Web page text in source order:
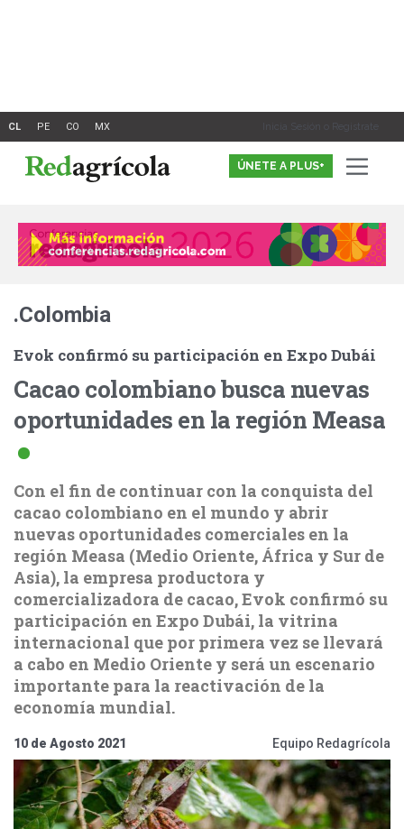
Inicia Sesión o Registrate
ÚNETE A PLUS+
.Colombia
Evok confirmó su participación en Expo Dubái
Cacao colombiano busca nuevas
oportunidades en la región Measa
Con el fin de continuar con la conquista del
cacao colombiano en el mundo y abrir
nuevas oportunidades comerciales en la
región Measa (Medio Oriente, África y Sur de
Asia), la empresa productora y
comercializadora de cacao, Evok confirmó su
participación en Expo Dubái, la vitrina
internacional que por primera vez se llevará
a cabo en Medio Oriente y será un escenario
importante para la reactivación de la
economía mundial.
10 de Agosto 2021 Equipo Redagrícola